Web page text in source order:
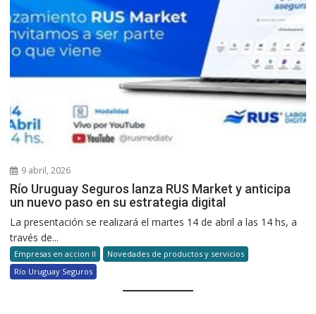
9 abril, 2026
Río Uruguay Seguros lanza RUS Market y anticipa
un nuevo paso en su estrategia digital
La presentación se realizará el martes 14 de abril a las 14 hs, a
través de...
Empresas en accion II
Novedades de productos y servicios
Río Uruguay Seguros